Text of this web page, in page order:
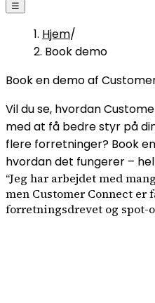
☰
Hjem/
Book demo
Book en demo af
Vil du se, hvordan
med at få bedre styr på
flere forretninger? Book
hvordan det fungerer –
“Jeg har arbejdet med
men Customer Connect
forretningsdrevet og spot-